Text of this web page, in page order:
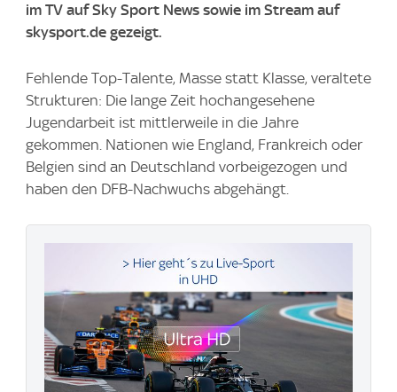
im TV auf Sky Sport News sowie im Stream auf
skysport.de gezeigt.
Fehlende Top-Talente, Masse statt Klasse, veraltete
Strukturen: Die lange Zeit hochangesehene
Jugendarbeit ist mittlerweile in die Jahre
gekommen. Nationen wie England, Frankreich oder
Belgien sind an Deutschland vorbeigezogen und
haben den DFB-Nachwuchs abgehängt.